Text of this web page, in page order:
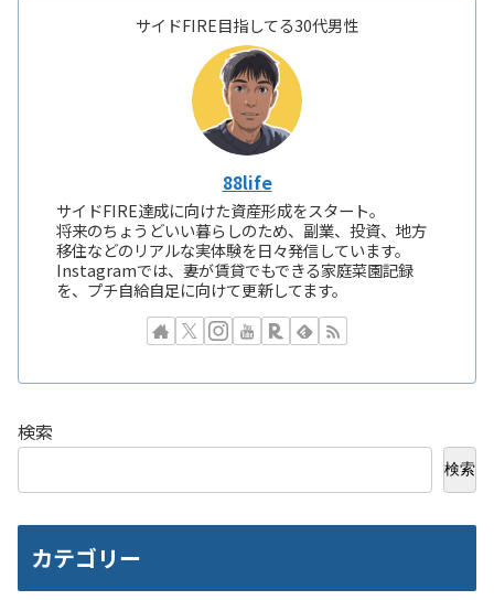
サイドFIRE目指してる30代男性
88life
サイドFIRE達成に向けた資産形成をスタート。
将来のちょうどいい暮らしのため、副業、投資、地方
移住などのリアルな実体験を日々発信しています。
Instagramでは、妻が賃貸でもできる家庭菜園記録
を、プチ自給自足に向けて更新してます。
検索
検索
カテゴリー